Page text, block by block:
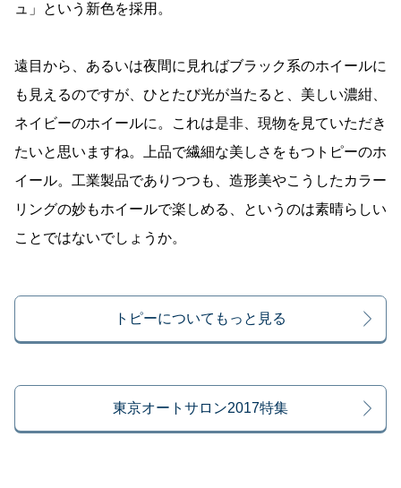
ュ」という新色を採用。
遠目から、あるいは夜間に見ればブラック系のホイールに
も見えるのですが、ひとたび光が当たると、美しい濃紺、
ネイビーのホイールに。これは是非、現物を見ていただき
たいと思いますね。上品で繊細な美しさをもつトピーのホ
イール。工業製品でありつつも、造形美やこうしたカラー
リングの妙もホイールで楽しめる、というのは素晴らしい
ことではないでしょうか。
トピーについてもっと見る
東京オートサロン2017特集